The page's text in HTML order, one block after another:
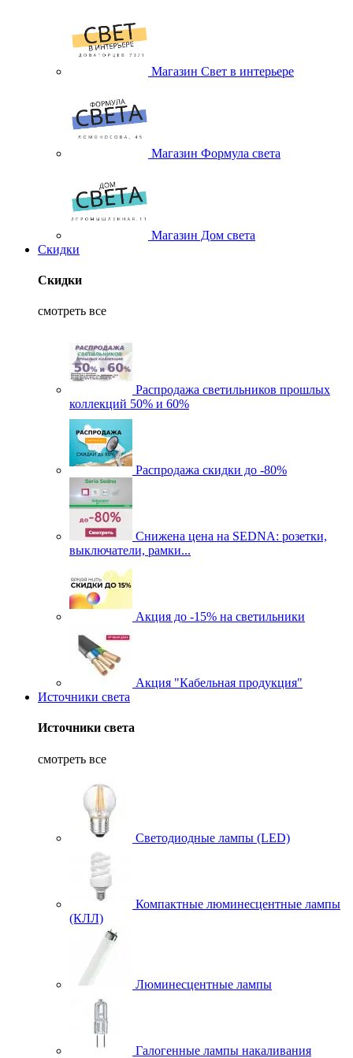
Магазин Свет в интерьере
Магазин Формула света
Магазин Дом света
Скидки
Скидки
смотреть все
Распродажа светильников прошлых
коллекций 50% и 60%
Распродажа скидки до -80%
Cнижена цена на SEDNA: розетки,
выключатели, рамки...
Акция до -15% на светильники
Акция "Кабельная продукция"
Источники света
Источники света
смотреть все
Светодиодные лампы (LED)
Компактные люминесцентные лампы
(КЛЛ)
Люминесцентные лампы
Галогенные лампы накаливания